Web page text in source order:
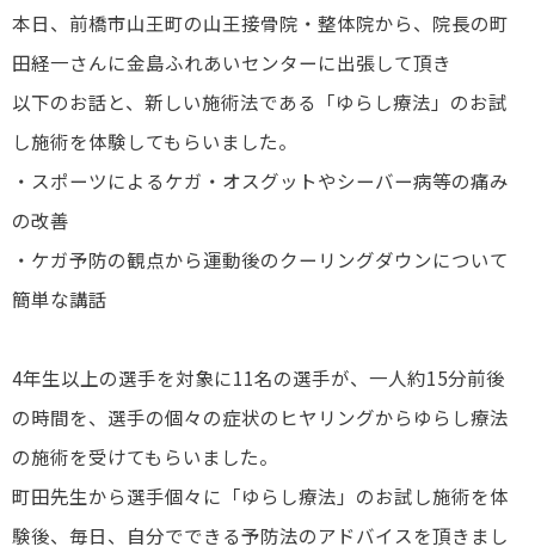
本日、前橋市山王町の山王接骨院・整体院から、院⾧の町
田経一さんに金島ふれあいセンターに出張して頂き
以下のお話と、新しい施術法である「ゆらし療法」のお試
し施術を体験してもらいました。
・スポーツによるケガ・オスグットやシーバー病等の痛み
の改善
・ケガ予防の観点から運動後のクーリングダウンについて
簡単な講話
4年生以上の選手を対象に11名の選手が、一人約15分前後
の時間を、選手の個々の症状のヒヤリングからゆらし療法
の施術を受けてもらいました。
町田先生から選手個々に「ゆらし療法」のお試し施術を体
験後、毎日、自分でできる予防法のアドバイスを頂きまし